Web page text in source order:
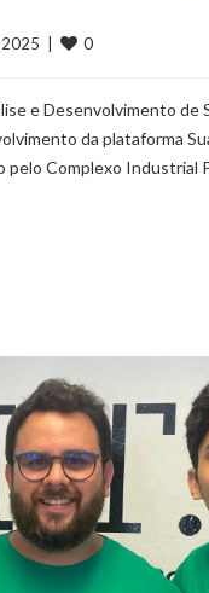
2025  |
0
e Desenvolvimento de
da plataforma
pelo Complexo Industrial